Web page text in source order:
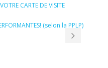
CARTE DE VISITE
(selon la PPLP)